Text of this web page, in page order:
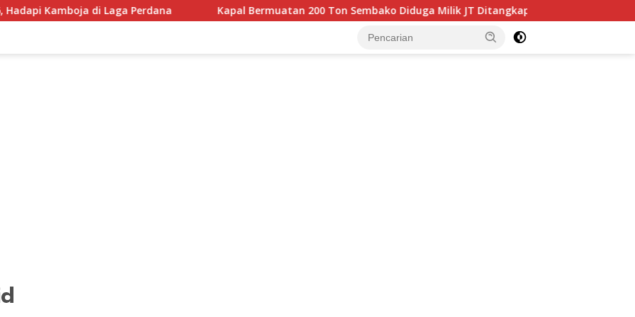
Laga Perdana Kapal Bermuatan 200 Ton Sembako Diduga Milik JT Ditangkap Bea Cukai Batam di Perairan